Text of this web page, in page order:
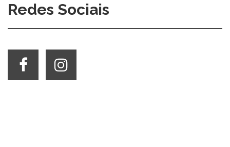
Redes Sociais